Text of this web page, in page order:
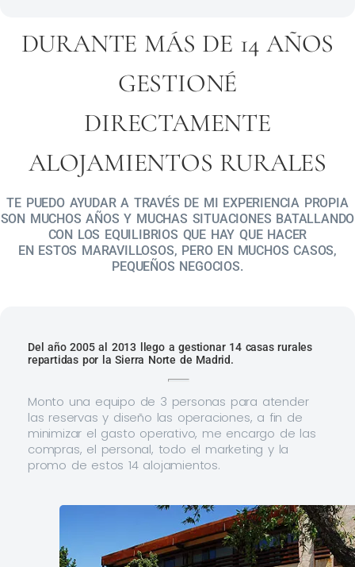
DURANTE MÁS DE 14 AÑOS
GESTIONÉ
DIRECTAMENTE
ALOJAMIENTOS RURALES
TE PUEDO AYUDAR A TRAVÉS DE MI EXPERIENCIA PROPIA
SON MUCHOS AÑOS Y MUCHAS SITUACIONES BATALLANDO
CON LOS EQUILIBRIOS QUE HAY QUE HACER
EN ESTOS MARAVILLOSOS, PERO EN MUCHOS CASOS,
PEQUEÑOS NEGOCIOS.
Del año 2005 al 2013 llego a gestionar 14 casas rurales
repartidas por la Sierra Norte de Madrid.
Monto una equipo de 3 personas para atender
las reservas y diseño las operaciones, a fin de
minimizar el gasto operativo, me encargo de las
compras, el personal, todo el marketing y la
promo de estos 14 alojamientos.